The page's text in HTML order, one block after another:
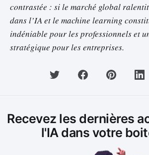
contrastée : si le marché global
dans l’IA et le machine learning
indéniable pour les professionnels et
stratégique pour les entreprises.
Recevez les dernières
l'IA dans votre